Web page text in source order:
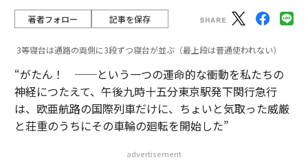
著者フォロー 記事を保存
3等寝台は通路の両側に3段ずつ寝台が並ぶ（最上段は普通使われない）
“がたん！ ──という一つの運命的な衝動を私たちの
神経につたえて、午後九時十五分東京駅発下関行急行
は、欧亜航路の国際列車だけに、ちょいと気取った威厳
と荘重のうちにその車輪の廻転を開始した”
advertisement